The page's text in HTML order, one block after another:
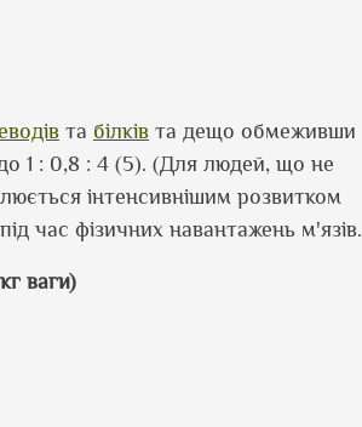
та білків та дещо обмеживши
1 : 0,8 : 4 (5). (Для людей, що не
інтенсивнішим розвитком
час фізичних навантажень м'язів.
ваги)